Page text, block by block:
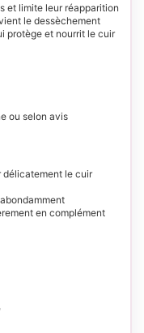
et limite leur réapparition
le dessèchement
protège et nourrit le cuir
ou selon avis
délicatement le cuir
en complément